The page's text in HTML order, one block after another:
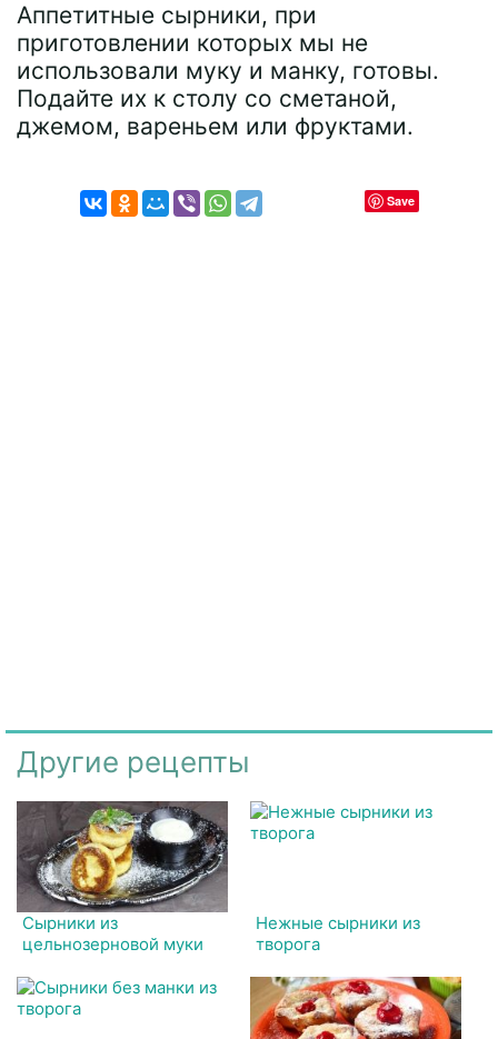
Аппетитные сырники, при
приготовлении которых мы не
использовали муку и манку, готовы.
Подайте их к столу со сметаной,
джемом, вареньем или фруктами.
Save
Другие рецепты
Сырники из
цельнозерновой муки
Нежные сырники из
творога